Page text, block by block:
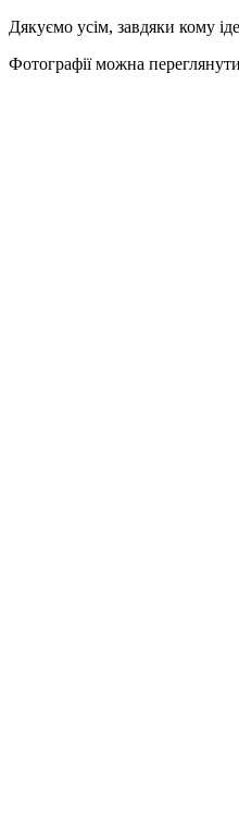
Дякуємо усім, завдяки кому
Фотографії можна